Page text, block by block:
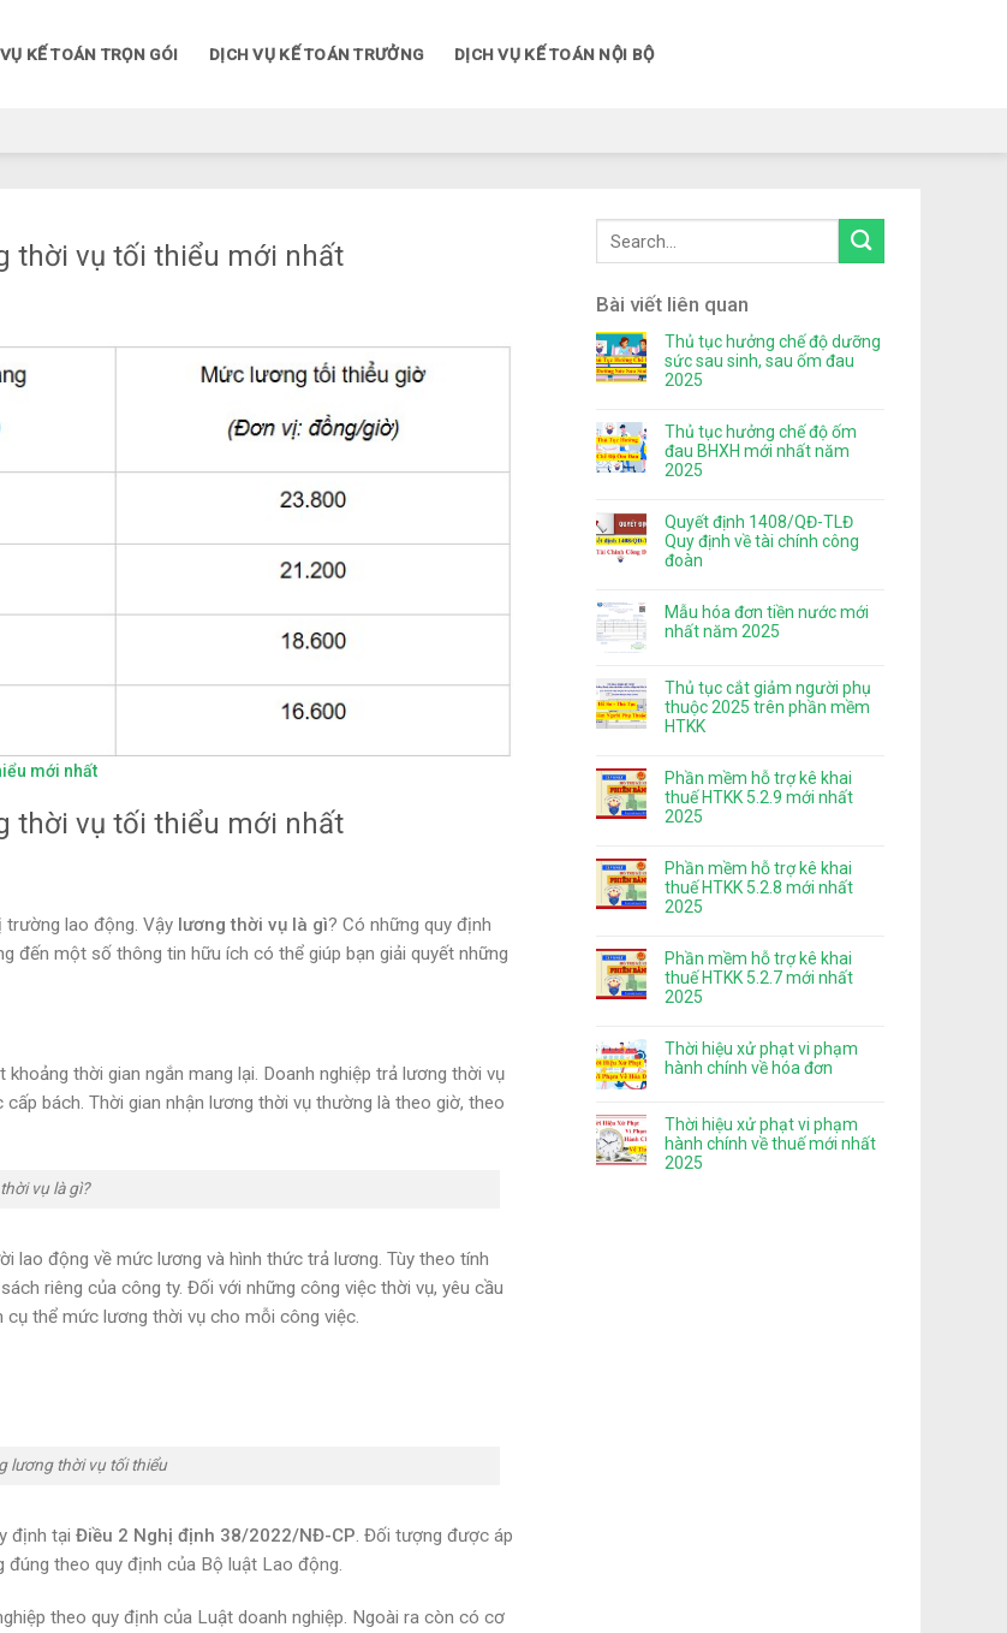
KẾ TOÁN TRỌN GÓI DỊCH VỤ KẾ TOÁN TRƯỞNG DỊCH VỤ KẾ TOÁN NỘI BỘ
thời vụ tối thiểu mới nhất
mới nhất
thời vụ tối thiểu mới nhất
lao động. Vậy lương thời vụ là gì? Có những quy định
đến một số thông tin hữu ích có thể giúp bạn giải quyết những
thời gian ngắn mang lại. Doanh nghiệp trả lương thời vụ
bách. Thời gian nhận lương thời vụ thường là theo giờ, theo
vụ là gì?
lao động về mức lương và hình thức trả lương. Tùy theo tính
riêng của công ty. Đối với những công việc thời vụ, yêu cầu
thể mức lương thời vụ cho mỗi công việc.
lương thời vụ tối thiểu
định tại Điều 2 Nghị định 38/2022/NĐ-CP. Đối tượng được áp
theo quy định của Bộ luật Lao động.
theo quy định của Luật doanh nghiệp. Ngoài ra còn có cơ
Bài viết liên quan
Thủ tục hưởng chế độ dưỡng
sức sau sinh, sau ốm đau
2025
Thủ tục hưởng chế độ ốm
đau BHXH mới nhất năm
2025
Quyết định 1408/QĐ-TLĐ
Quy định về tài chính công
đoàn
Mẫu hóa đơn tiền nước mới
nhất năm 2025
Thủ tục cắt giảm người phụ
thuộc 2025 trên phần mềm
HTKK
Phần mềm hỗ trợ kê khai
thuế HTKK 5.2.9 mới nhất
2025
Phần mềm hỗ trợ kê khai
thuế HTKK 5.2.8 mới nhất
2025
Phần mềm hỗ trợ kê khai
thuế HTKK 5.2.7 mới nhất
2025
Thời hiệu xử phạt vi phạm
hành chính về hóa đơn
Thời hiệu xử phạt vi phạm
hành chính về thuế mới nhất
2025